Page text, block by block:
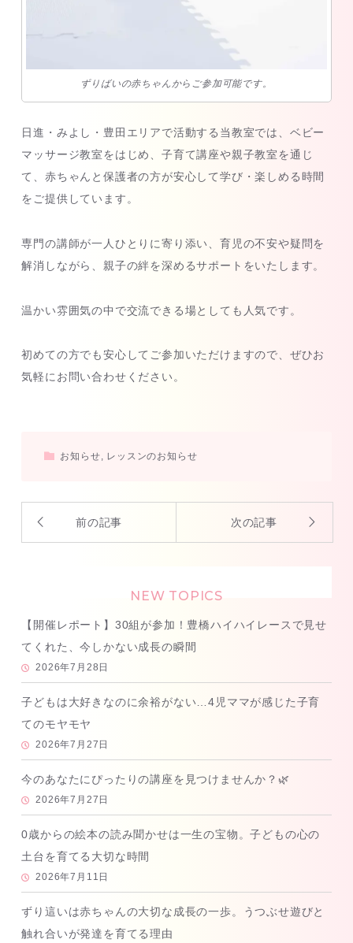
ずりばいの赤ちゃんからご参加可能です。
日進・みよし・豊田エリアで活動する当教室では、ベビー
マッサージ教室をはじめ、子育て講座や親子教室を通じ
て、赤ちゃんと保護者の方が安心して学び・楽しめる時間
をご提供しています。
専門の講師が一人ひとりに寄り添い、育児の不安や疑問を
解消しながら、親子の絆を深めるサポートをいたします。
温かい雰囲気の中で交流できる場としても人気です。
初めての方でも安心してご参加いただけますので、ぜひお
気軽にお問い合わせください。
お知らせ レッスンのお知らせ
前の記事 次の記事
NEW TOPICS
【開催レポート】30組が参加！豊橋ハイハイレースで見せ
てくれた、今しかない成長の瞬間
2026年7月28日
子どもは大好きなのに余裕がない…4児ママが感じた子育
てのモヤモヤ
2026年7月27日
今のあなたにぴったりの講座を見つけませんか？🌿
2026年7月27日
0歳からの絵本の読み聞かせは一生の宝物。子どもの心の
土台を育てる大切な時間
2026年7月11日
ずり這いは赤ちゃんの大切な成長の一歩。うつぶせ遊びと
触れ合いが発達を育てる理由